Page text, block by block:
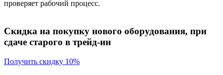
проверяет рабочий процесс.
Скидка на покупку нового оборудования, при
сдаче старого в трейд-ин
Получить скидку 10%